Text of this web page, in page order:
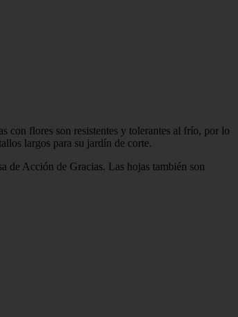
con flores son resistentes y tolerantes al frío, por lo
largos para su jardín de corte.
de Acción de Gracias. Las hojas también son